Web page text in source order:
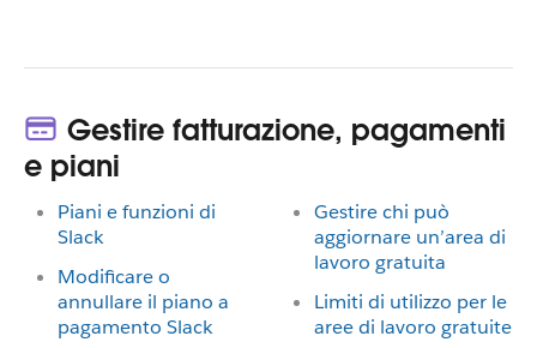
Gestire fatturazione, pagamenti
e piani
Piani e funzioni di
Slack
Modificare o
annullare il piano a
pagamento Slack
Gestire chi può
aggiornare un’area di
lavoro gratuita
Limiti di utilizzo per le
aree di lavoro gratuite